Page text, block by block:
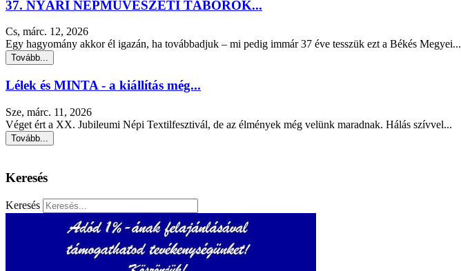
37. NYÁRI NÉPMŰVÉSZETI TÁBOROK...
Cs, márc. 12, 2026
Egy hagyomány akkor él igazán, ha továbbadjuk – mi pedig immár 37 éve tesszük ezt a Békés Megyei...
Tovább...
Lélek és MINTA - a kiállítás még...
Sze, márc. 11, 2026
Véget ért a XX. Jubileumi Népi Textilfesztivál, de az élmények még velünk maradnak. Hálás szívvel...
Tovább...
Keresés
Keresés